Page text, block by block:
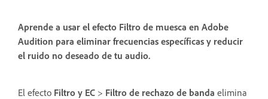
Aprende a usar el efecto Filtro de muesca en Adobe
Audition para eliminar frecuencias específicas y reducir
el ruido no deseado de tu audio.
El efecto Filtro y EC > Filtro de rechazo de banda elimina